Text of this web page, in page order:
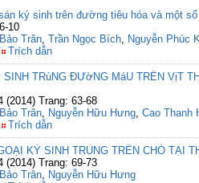
ký sinh trên đường tiêu hóa và một
10
Trân, Trần Ngọc Bích, Nguyễn Phúc
Trích dẫn
SINH TRùNG ĐƯờNG MáU TRÊN VịT
(2014) Trang: 63-68
Trân, Nguyễn Hữu Hưng, Cao Thanh
Trích dẫn
KÝ SINH TRÙNG TRÊN CHÓ TẠI
(2014) Trang: 69-73
Trân, Nguyễn Hữu Hưng